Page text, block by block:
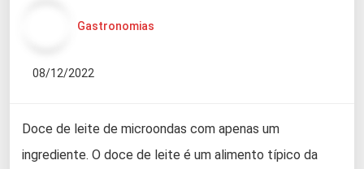
Gastronomias
08/12/2022
Doce de leite de microondas com apenas um
ingrediente. O doce de leite é um alimento típico da